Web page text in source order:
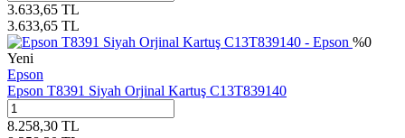
3.633,65 TL
3.633,65 TL
%0
Yeni
Epson
Epson T8391 Siyah Orjinal Kartuş C13T839140
8.258,30 TL